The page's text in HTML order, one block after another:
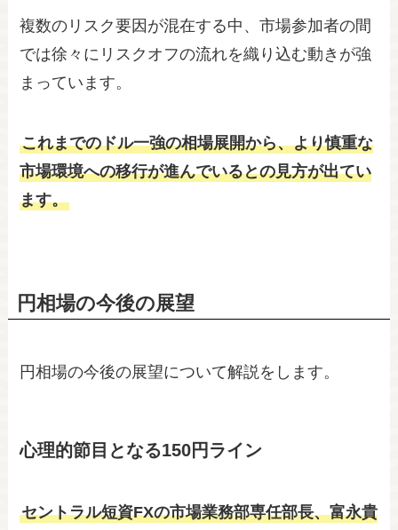
複数のリスク要因が混在する中、市場参加者の間
では徐々にリスクオフの流れを織り込む動きが強
まっています。
これまでのドル一強の相場展開から、より慎重な
市場環境への移行が進んでいるとの見方が出てい
ます。
円相場の今後の展望
円相場の今後の展望について解説をします。
心理的節目となる150円ライン
セントラル短資FXの市場業務部専任部長、富永貴